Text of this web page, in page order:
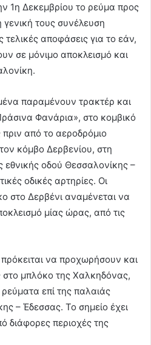
1η Δεκεμβρίου το ρεύμα προς
τους συνέλευση
αποφάσεις για το εάν,
σε μόνιμο αποκλεισμό και
παραμένουν τρακτέρ και
Φανάρια», στο κομβικό
από το αεροδρόμιο
κόμβο Δερβενίου, στη
οδού Θεσσαλονίκης –
οδικές αρτηρίες. Οι
στο Δερβένι αναμένεται να
μίας ώρας, από τις
να προχωρήσουν και
στο μπλόκο της Χαλκηδόνας,
επί της παλαιάς
– Έδεσσας. Το σημείο έχει
διάφορες περιοχές της